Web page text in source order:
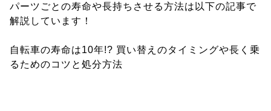
パーツごとの寿命や長持ちさせる方法は以下の記事で
解説しています！
自転車の寿命は10年!? 買い替えのタイミングや長く乗
るためのコツと処分方法